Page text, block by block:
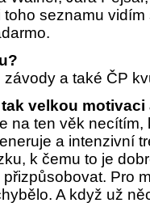
seznamu vidím
a také ČP
velkou
na ten věk
a intenzivní
k čemu to je
Pro
A když už